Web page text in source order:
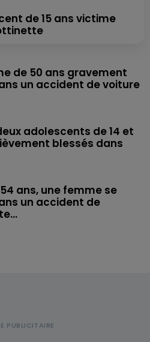
de 15 ans victime
de 50 ans gravement
un accident de voiture
adolescents de 14 et
blessés dans
ans, une femme se
un accident de